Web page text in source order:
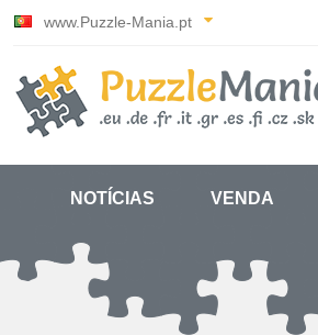
www.Puzzle-Mania.pt
NOTÍCIAS VENDA